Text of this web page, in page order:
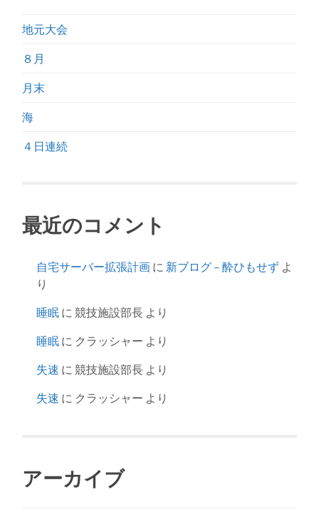
地元大会
８月
月末
海
４日連続
最近のコメント
自宅サーバー拡張計画 に 新ブログ – 酔ひもせず よ
り
睡眠 に競技施設部長 より
睡眠 に クラッシャー より
失速 に競技施設部長 より
失速 に クラッシャー より
アーカイブ